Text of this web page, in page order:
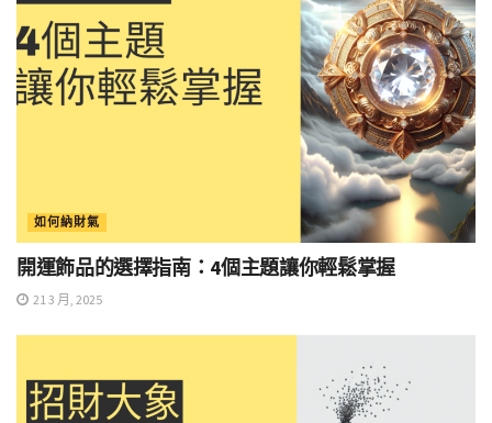
如何納財氣
開運飾品的選擇指南：4個主題讓你輕鬆掌握
21 3 月, 2025